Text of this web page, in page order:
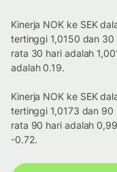
Kinerja NOK ke SEK
tertinggi 1,0150 dan
rata 30 hari adalah
adalah 0.19.
Kinerja NOK ke SEK
tertinggi 1,0173 dan
rata 90 hari adalah
-0.72.